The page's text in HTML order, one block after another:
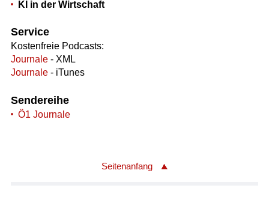
KI in der Wirtschaft
Service
Kostenfreie Podcasts:
Journale- XML
Journale- iTunes
Sendereihe
Ö1 Journale
Seitenanfang